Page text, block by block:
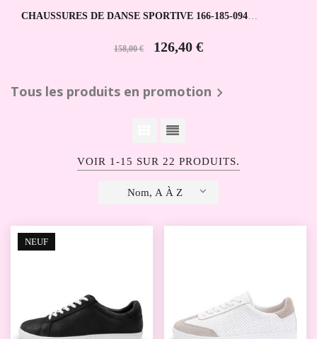
CHAUSSURES DE DANSE SPORTIVE 166-185-094
158,00 € 126,40 €
Tous les produits en promotion 
VOIR 1-15 SUR 22 PRODUITS.
Nom, A À Z
NEUF